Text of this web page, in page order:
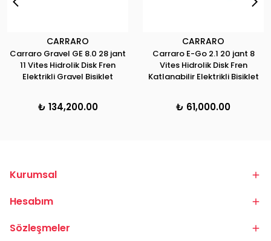
CARRARO
Carraro Gravel GE 8.0 28 jant
11 Vites Hidrolik Disk Fren
Elektrikli Gravel Bisiklet
₺ 134,200.00
CARRARO
Carraro E-Go 2.1 20 jant 8
Vites Hidrolik Disk Fren
Katlanabilir Elektrikli Bisiklet
₺ 61,000.00
Kurumsal
Hesabım
Sözleşmeler